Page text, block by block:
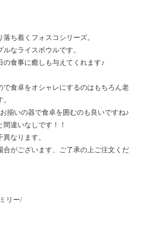
ち着くフォスコシリーズ。
なライスボウルです。
の食事に癒しも与えてくれます♪
で食卓をオシャレにするのはもちろん老
揃いの器で食卓を囲むのも良いですね♪
違いなしです！！
なります。
がございます、ご了承の上ご注文くだ
リー/